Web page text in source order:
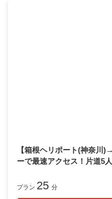
【箱根ヘリポート(神奈川
ーで最速アクセス！片道5
プラン 25 分